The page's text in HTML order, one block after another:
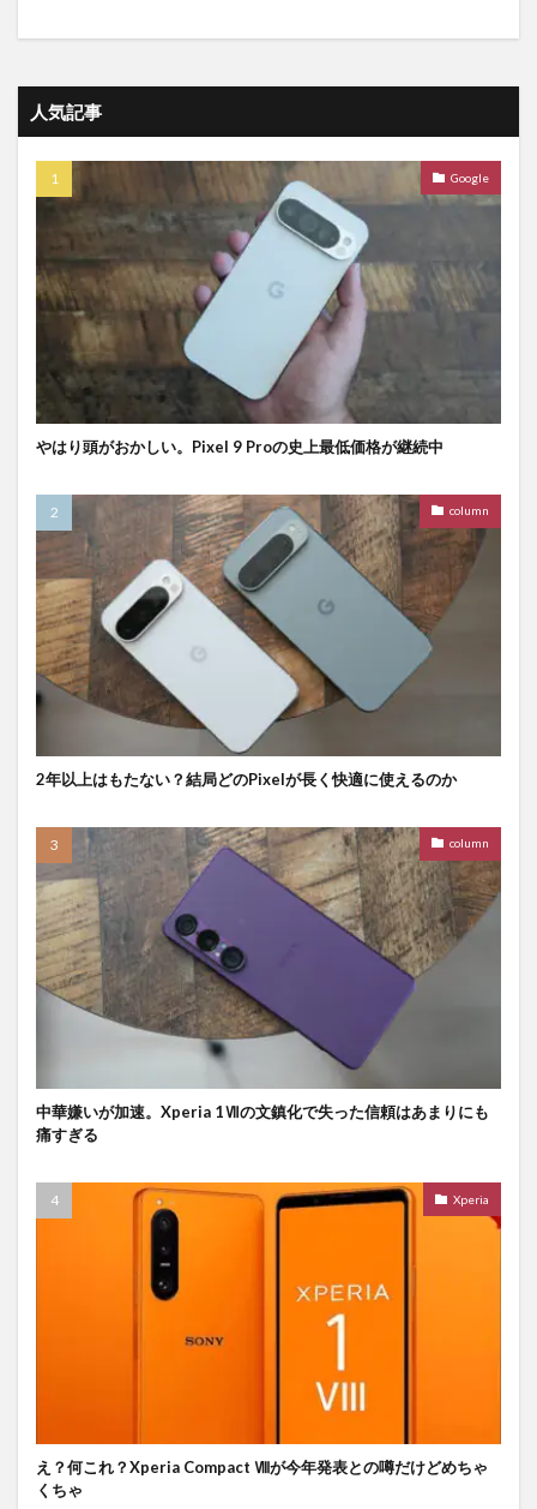
人気記事
Google
やはり頭がおかしい。Pixel 9 Proの史上最低価格が継続中
column
2年以上はもたない？結局どのPixelが長く快適に使えるのか
column
中華嫌いが加速。Xperia 1Ⅶの文鎮化で失った信頼はあまりにも
痛すぎる
Xperia
え？何これ？Xperia Compact Ⅷが今年発表との噂だけどめちゃ
くちゃ